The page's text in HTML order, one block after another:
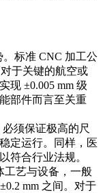
标准 CNC 加工公
于关键的航空或
现 ±0.005 mm 级
部件而言至关重
须保证极高的尺
定运行。同样，医
符合行业法规。
工艺与设备，一般
mm 之间。对于